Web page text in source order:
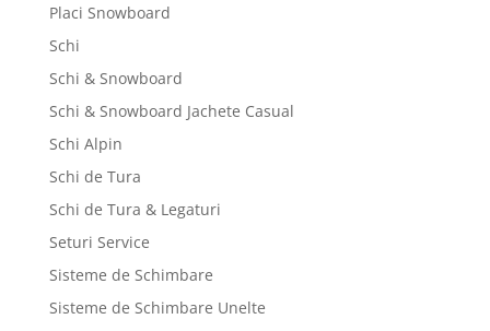
Placi Snowboard
Schi
Schi & Snowboard
Schi & Snowboard Jachete Casual
Schi Alpin
Schi de Tura
Schi de Tura & Legaturi
Seturi Service
Sisteme de Schimbare
Sisteme de Schimbare Unelte